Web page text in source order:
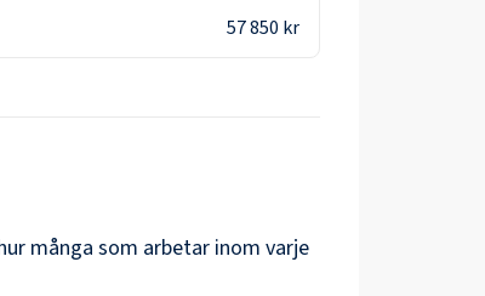
57 850 kr
många som arbetar inom varje